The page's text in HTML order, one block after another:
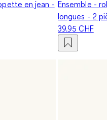
en jean - Ensemble -
longues - 2
39.95 CHF